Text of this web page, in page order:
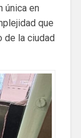
única en
que
de la ciudad